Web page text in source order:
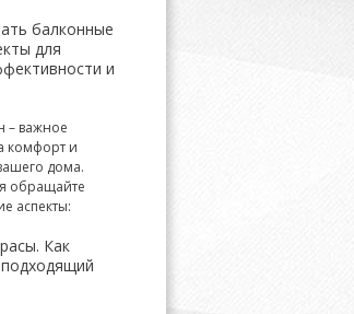
балконные
для
и
– важное
комфорт и
дома.
обращайте
аспекты:
Как